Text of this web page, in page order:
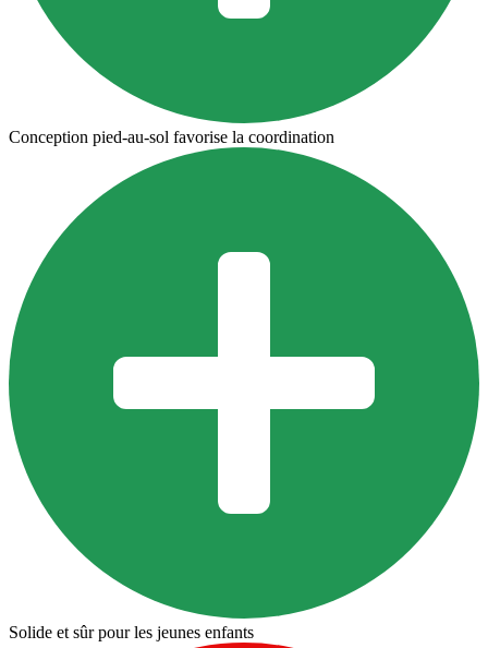
Conception pied-au-sol favorise la coordination
Solide et sûr pour les jeunes enfants